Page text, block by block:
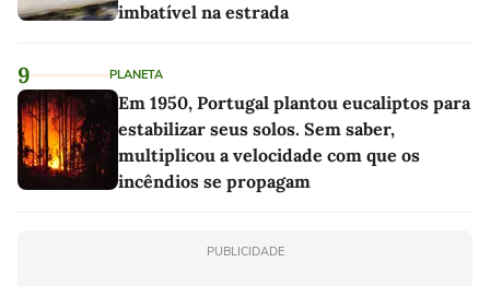
imbatível na estrada
9 PLANETA
Em 1950, Portugal plantou eucaliptos para
estabilizar seus solos. Sem saber,
multiplicou a velocidade com que os
incêndios se propagam
PUBLICIDADE